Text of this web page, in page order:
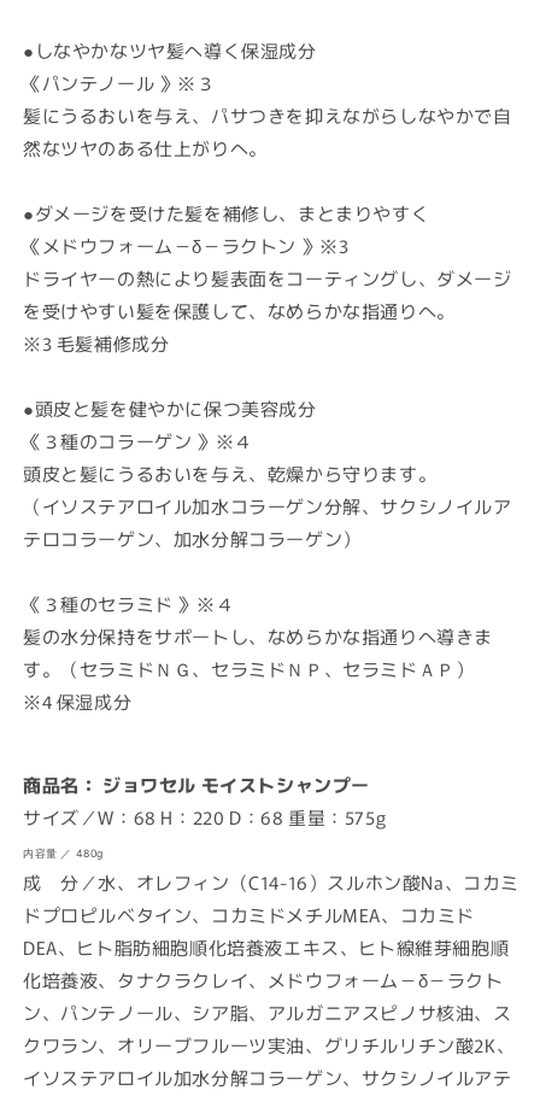
● しなやかなツヤ髪へ導く保湿成分
《パンテノール 》 ※３
髪にうるおいを与え、パサつきを抑えながらしなやかで自
然なツヤのある仕上がりへ。
●ダメージを受けた髪を補修し、まとまりやすく
《 メドウフォーム－δ－ラクトン 》 ※3
ドライヤーの熱により髪表面をコーティングし、ダメージ
を受けやすい髪を保護して、なめらかな指通りへ。
※3 毛髪補修成分
●頭皮と髪を健やかに保つ美容成分
《 ３種のコラーゲン 》 ※４
頭皮と髪にうるおいを与え、乾燥から守ります。
（イソステアロイル加水コラーゲン分解、サクシノイルア
テロコラーゲン、加水分解コラーゲン）
《 ３種のセラミド 》 ※４
髪の水分保持をサポートし、なめらかな指通りへ導きま
す。
（セラミドＮＧ、セラミドＮＰ、セラミドＡＰ）
※4 保湿成分
商品名： ジョワセル モイストシャンプー
サイズ ／W：68 H：220 D：68 重量：575g
内容量 ／ 480g
成 分 ／水、オレフィン（C14-16）スルホン酸Na、コカミ
ドプロピルベタイン、コカミドメチルMEA、コカミド
DEA、ヒト脂肪細胞順化培養液エキス、ヒト線維芽細胞順
化培養液、タナクラクレイ、メドウフォーム－δ－ラクト
ン、パンテノール、シア脂、アルガニアスピノサ核油、ス
クワラン、オリーブフルーツ実油、グリチルリチン酸2K、
イソステアロイル加水分解コラーゲン、サクシノイルアテ